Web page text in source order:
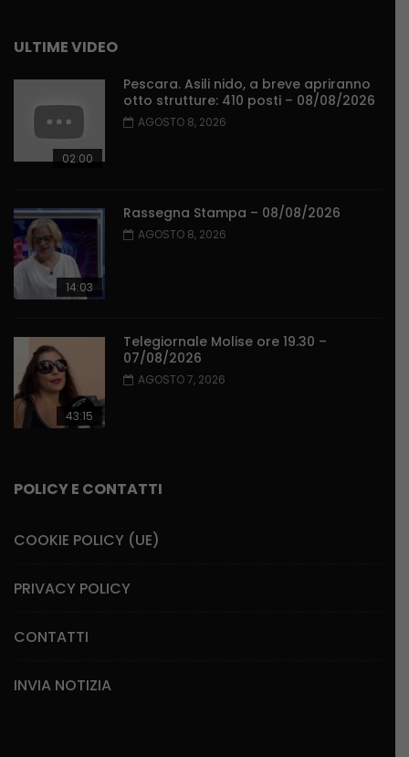
ULTIME VIDEO
02:00
Pescara. Asili nido, a breve apriranno
otto strutture: 410 posti – 08/08/2026
AGOSTO 8, 2026
14:03
Rassegna Stampa – 08/08/2026
AGOSTO 8, 2026
43:15
Telegiornale Molise ore 19.30 –
07/08/2026
AGOSTO 7, 2026
POLICY E CONTATTI
COOKIE POLICY (UE)
PRIVACY POLICY
CONTATTI
INVIA NOTIZIA